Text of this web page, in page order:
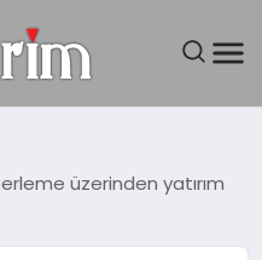
üzerinden yatırım